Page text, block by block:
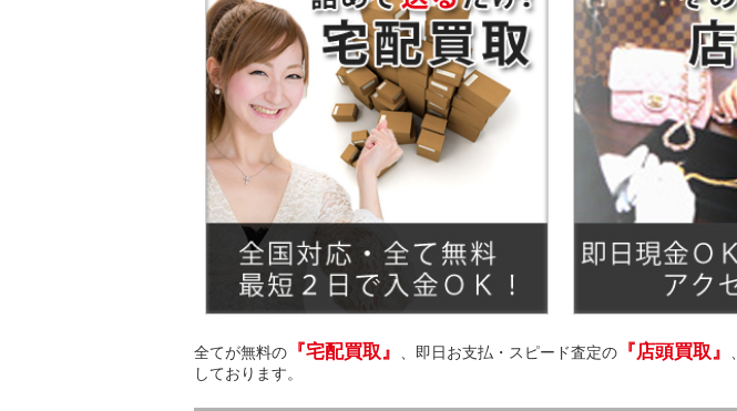
全てが無料の 『宅配買取』 、即日お支払・スピード査定の 『店頭買取』
しております。